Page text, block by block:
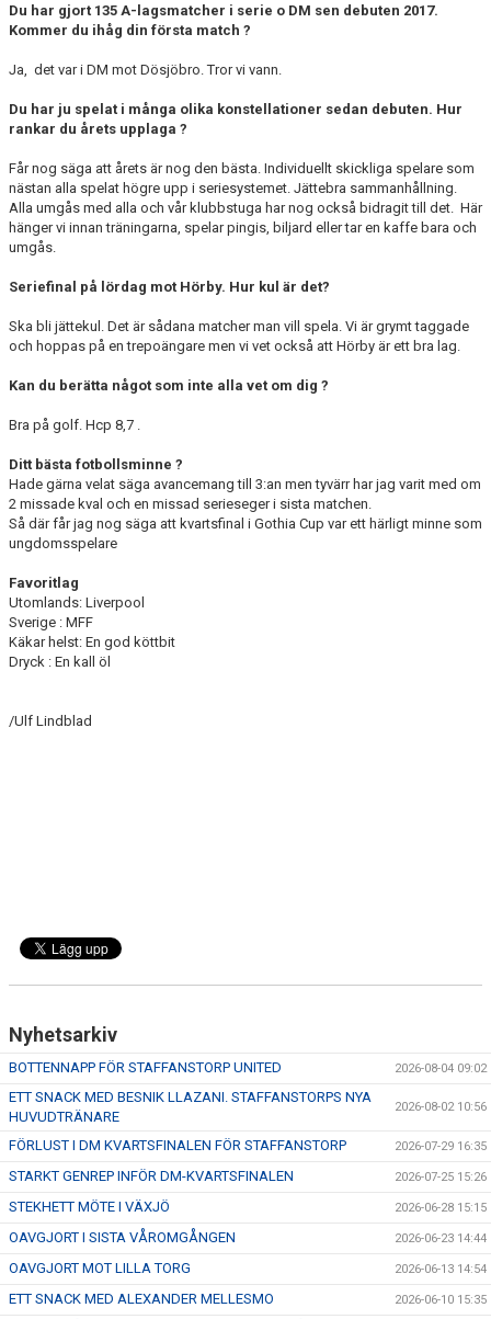
Du har gjort 135 A-lagsmatcher i serie o DM sen debuten 2017.
Kommer du ihåg din första match ?
Ja, det var i DM mot Dösjöbro. Tror vi vann.
Du har ju spelat i många olika konstellationer sedan debuten. Hur
rankar du årets upplaga ?
Får nog säga att årets är nog den bästa. Individuellt skickliga spelare som
nästan alla spelat högre upp i seriesystemet. Jättebra sammanhållning.
Alla umgås med alla och vår klubbstuga har nog också bidragit till det. Här
hänger vi innan träningarna, spelar pingis, biljard eller tar en kaffe bara och
umgås.
Seriefinal på lördag mot Hörby. Hur kul är det?
Ska bli jättekul. Det är sådana matcher man vill spela. Vi är grymt taggade
och hoppas på en trepoängare men vi vet också att Hörby är ett bra lag.
Kan du berätta något som inte alla vet om dig ?
Bra på golf. Hcp 8,7 .
Ditt bästa fotbollsminne ?
Hade gärna velat säga avancemang till 3:an men tyvärr har jag varit med om
2 missade kval och en missad serieseger i sista matchen.
Så där får jag nog säga att kvartsfinal i Gothia Cup var ett härligt minne som
ungdomsspelare
Favoritlag
Utomlands: Liverpool
Sverige : MFF
Käkar helst: En god köttbit
Dryck : En kall öl
/Ulf Lindblad
Nyhetsarkiv
BOTTENNAPP FÖR STAFFANSTORP UNITED 2026-08-04 09:02
ETT SNACK MED BESNIK LLAZANI. STAFFANSTORPS NYA
HUVUDTRÄNARE
2026-08-02 10:56
FÖRLUST I DM KVARTSFINALEN FÖR STAFFANSTORP 2026-07-29 16:35
STARKT GENREP INFÖR DM-KVARTSFINALEN 2026-07-25 15:26
STEKHETT MÖTE I VÄXJÖ 2026-06-28 15:15
OAVGJORT I SISTA VÅROMGÅNGEN 2026-06-23 14:44
OAVGJORT MOT LILLA TORG 2026-06-13 14:54
ETT SNACK MED ALEXANDER MELLESMO 2026-06-10 15:35